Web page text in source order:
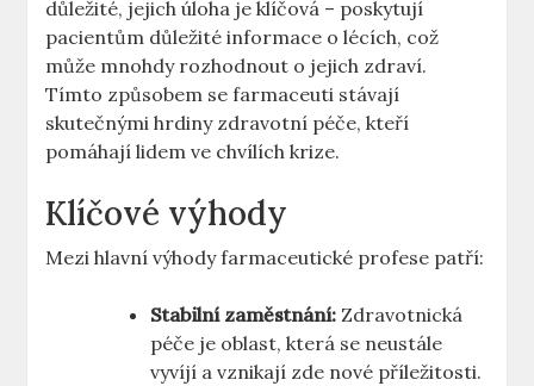
důležité, jejich úloha je klíčová – poskytují
pacientům důležité informace o lécích, což
může mnohdy rozhodnout o jejich zdraví.
Tímto způsobem se farmaceuti stávají
skutečnými hrdiny zdravotní péče, kteří
pomáhají lidem ve chvílích krize.
Klíčové výhody
Mezi hlavní výhody farmaceutické profese patří:
Stabilní zaměstnání: Zdravotnická
péče je oblast, která se neustále
vyvíjí a vznikají zde nové příležitosti.